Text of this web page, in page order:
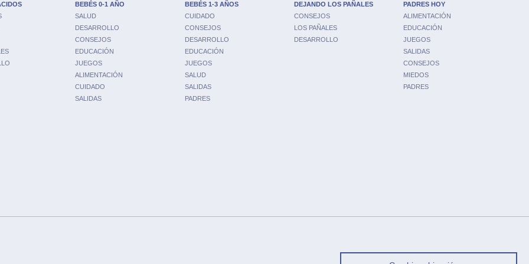
BEBÉS 0-1 AÑO
SALUD
DESARROLLO
CONSEJOS
EDUCACIÓN
JUEGOS
ALIMENTACIÓN
CUIDADO
SALIDAS
BEBÉS 1-3 AÑOS
CUIDADO
CONSEJOS
DESARROLLO
EDUCACIÓN
JUEGOS
SALUD
SALIDAS
PADRES
DEJANDO LOS PAÑALES
CONSEJOS
LOS PAÑALES
DESARROLLO
PADRES HOY
ALIMENTACIÓN
EDUCACIÓN
JUEGOS
SALIDAS
CONSEJOS
MIEDOS
PADRES